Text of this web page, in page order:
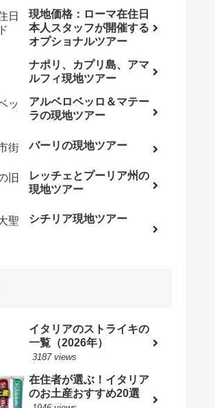
現地価格：ローマ在住日
本人スタッフが開催する
オプショナルツアー
ナポリ、カプリ島、アマ
ルフィ現地ツアー
アルベロベッロ＆マテー
ラの現地ツアー
バーリの現地ツアー
レッチェとプーリア州の
現地ツアー
シチリア現地ツアー
イタリアのストライキの
一覧（2026年）
3187 views
在住者が選ぶ！イタリア
のお土産おすすめ20選